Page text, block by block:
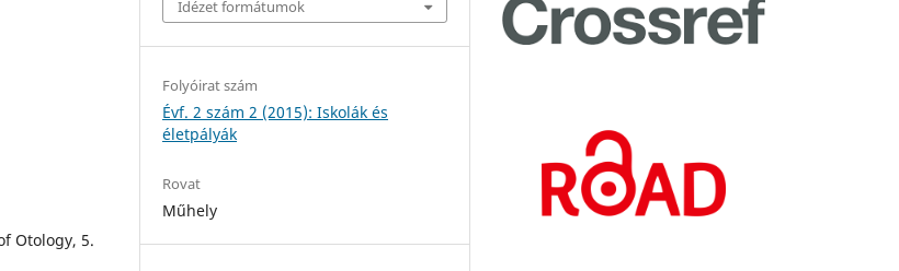
Otology, 5.
Idézet formátumok
Folyóirat szám
Évf. 2 szám 2 (2015): Iskolák és
életpályák
Rovat
Műhely